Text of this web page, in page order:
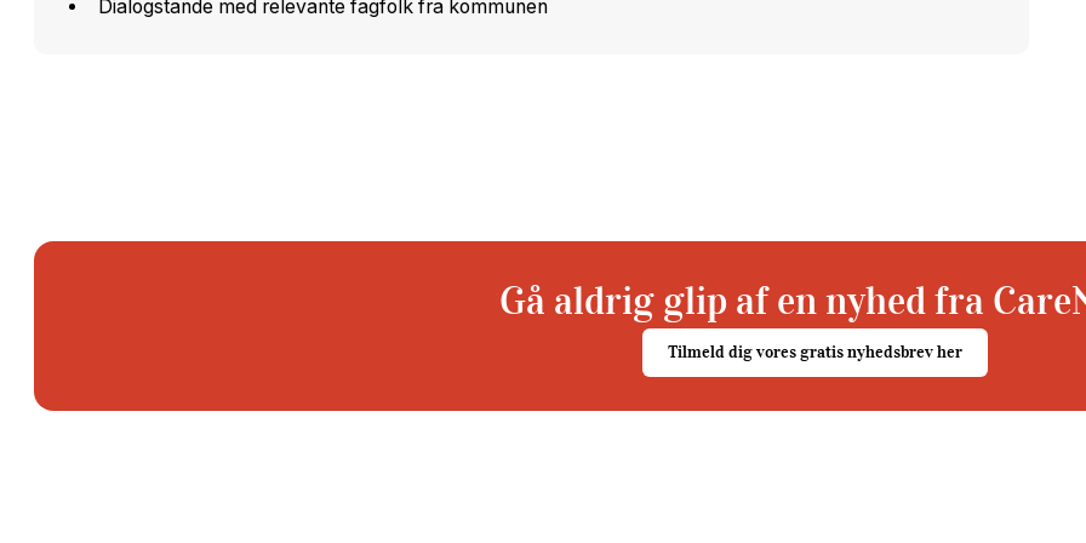
Dialogstande med relevante fagfolk fra kommunen
Gå aldrig glip af en nyhed fra
Tilmeld dig vores gratis nyhedsbrev her